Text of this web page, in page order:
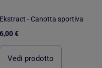
Ekstract - Canotta sportiva
6,00 €
Vedi prodotto